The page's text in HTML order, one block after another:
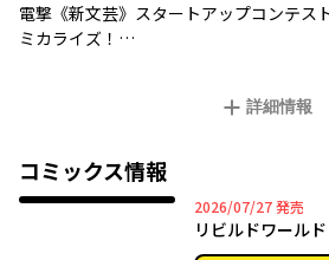
電撃《新文芸》スタートアップコンテス
ミカライズ！
界。新米ハンター・アキラはスラム街か
会う――。
詳細情報
コミックス情報
2026/07/272026年
発売
リビルドワール